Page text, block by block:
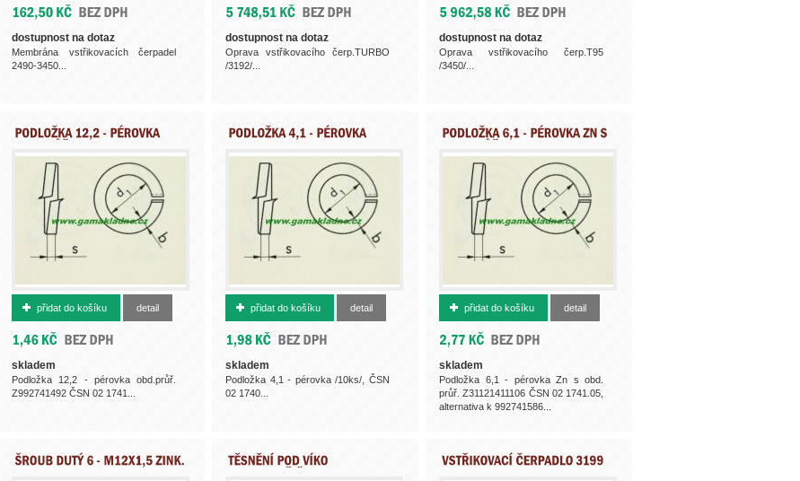
dostupnost na dotaz
Membrána vstřikovacích čerpadel
2490-3450...
dostupnost na dotaz
Oprava vstřikovacího čerp.TURBO
/3192/...
dostupnost na dotaz
Oprava vstřikovacího čerp.T95
/3450/...
992741492
přidat do košíku detail
skladem
Podložka 12,2 - pérovka obd.průř.
Z992741492 ČSN 02 1741...
992740484
přidat do košíku detail
skladem
Podložka 4,1 - pérovka /10ks/, ČSN
02 1740...
992741486
přidat do košíku detail
skladem
Podložka 6,1 - pérovka Zn s obd.
průř. Z31121411106 ČSN 02 1741.05,
alternativa k 992741586...